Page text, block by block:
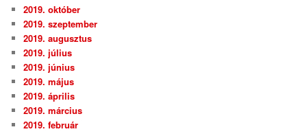
2019. október
2019. szeptember
2019. augusztus
2019. július
2019. június
2019. május
2019. április
2019. március
2019. február